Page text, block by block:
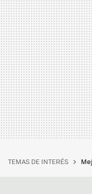
TEMAS DE INTERÉS